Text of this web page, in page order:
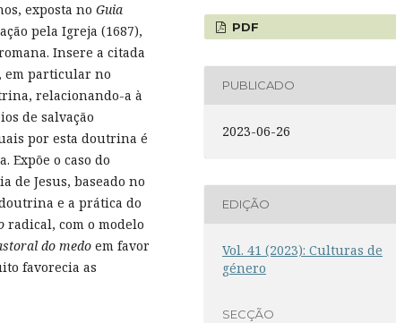
exposta no Guia
pela Igreja (1687),
Insere a citada
em particular no
relacionando-a à
de salvação
por esta doutrina é
Expõe o caso do
de Jesus, baseado no
e a prática do
radical, com o modelo
do medo em favor
favorecia as
PDF
PUBLICADO
2023-06-26
EDIÇÃO
Vol. 41 (2023): Culturas de
género
SECÇÃO